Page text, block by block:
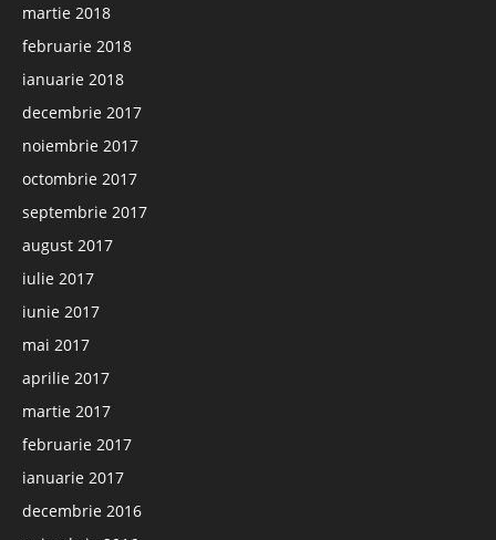
martie 2018
februarie 2018
ianuarie 2018
decembrie 2017
noiembrie 2017
octombrie 2017
septembrie 2017
august 2017
iulie 2017
iunie 2017
mai 2017
aprilie 2017
martie 2017
februarie 2017
ianuarie 2017
decembrie 2016